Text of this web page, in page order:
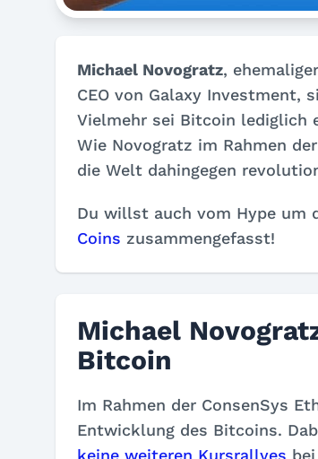
Michael Novogratz,
CEO von Galaxy Investment,
Vielmehr sei Bitcoin lediglich
Wie Novogratz im Rahmen
die Welt dahingegen
Du willst auch vom Hype um
Coins zusammengefasst!
Michael
Bitcoin
Im Rahmen der ConsenSys
Entwicklung des Bitcoins.
keine weiteren Kursrallyes